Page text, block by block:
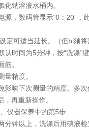
钠溶液水桶内。
，数码管显示“0：20”，
可适当延长。（但bi须将
时间为5分钟，按“洗涤”
。
精度。
响下次测量的精度。多次
再重新操作。
仪器保养中的第5步
钟以上，洗涤后用碘液检